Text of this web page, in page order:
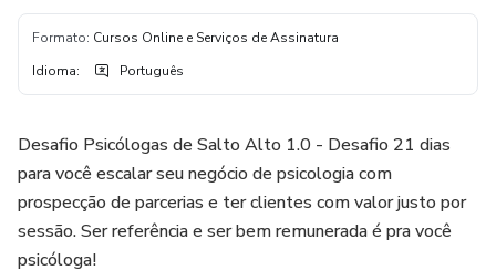
Formato: Cursos Online e Serviços de Assinatura
Idioma: Português
Desafio Psicólogas de Salto Alto 1.0 - Desafio 21 dias
para você escalar seu negócio de psicologia com
prospecção de parcerias e ter clientes com valor justo por
sessão. Ser referência e ser bem remunerada é pra você
psicóloga!